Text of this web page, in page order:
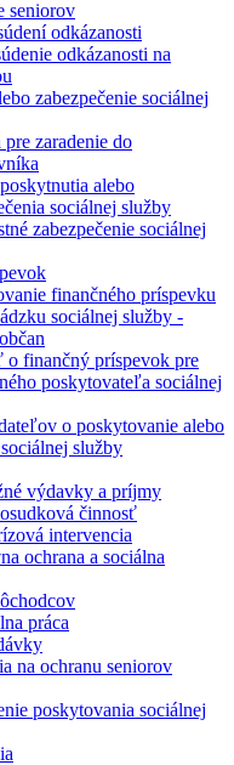
seniorov
odkázanosti
odkázanosti na
zabezpečenie sociálnej
zaradenie do
alebo
sociálnej služby
zabezpečenie sociálnej
finančného príspevku
sociálnej služby -
o finančný príspevok pre
poskytovateľa sociálnej
o poskytovanie alebo
služby
výdavky a príjmy
činnosť
intervencia
ochrana a sociálna
práca
na ochranu seniorov
poskytovania sociálnej